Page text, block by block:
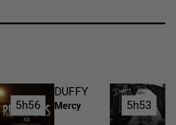
5h56
5h56
DUFFY
Mercy 5h53
5h53